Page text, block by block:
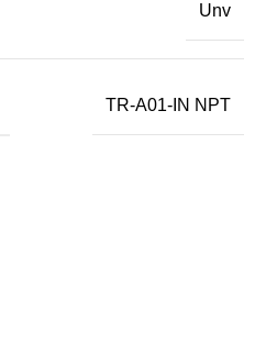
Unv
TR-A01-IN NPT